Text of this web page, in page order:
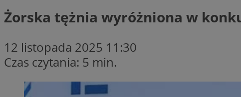
Żorska tężnia wyróżniona w
12 listopada 2025 11:30
Czas czytania: 5 min.